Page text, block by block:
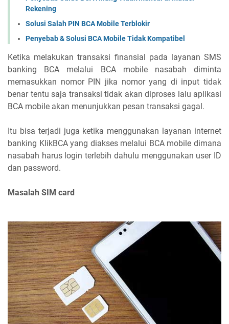
Rekening
Solusi Salah PIN BCA Mobile Terblokir
Penyebab & Solusi BCA Mobile Tidak Kompatibel
Ketika melakukan transaksi finansial pada layanan SMS
banking BCA melalui BCA mobile nasabah diminta
memasukkan nomor PIN jika nomor yang di input tidak
benar tentu saja transaksi tidak akan diproses lalu aplikasi
BCA mobile akan menunjukkan pesan transaksi gagal.
Itu bisa terjadi juga ketika menggunakan layanan internet
banking KlikBCA yang diakses melalui BCA mobile dimana
nasabah harus login terlebih dahulu menggunakan user ID
dan password.
Masalah SIM card